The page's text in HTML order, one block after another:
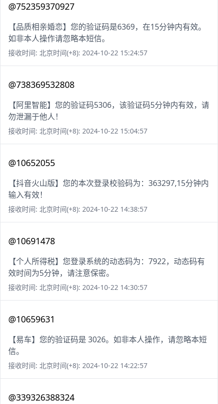
@752359370927
【品质相亲婚恋】您的验证码是6369，在15分钟内有效。
如非本人操作请忽略本短信。
接收时间: 北京时间(+8): 2024-10-22 15:24:57
@738369532808
【阿里智能】您的验证码5306，该验证码5分钟内有效，请
勿泄漏于他人！
接收时间: 北京时间(+8): 2024-10-22 15:04:57
@10652055
【抖音火山版】您的本次登录校验码为：363297,15分钟内
输入有效！
接收时间: 北京时间(+8): 2024-10-22 14:38:57
@10691478
【个人所得税】您登录系统的动态码为：7922，动态码有
效时间为5分钟，请注意保密。
接收时间: 北京时间(+8): 2024-10-22 14:30:57
@10659631
【易车】您的验证码是 3026。如非本人操作，请忽略本短
信。
接收时间: 北京时间(+8): 2024-10-22 14:22:57
@339326388324